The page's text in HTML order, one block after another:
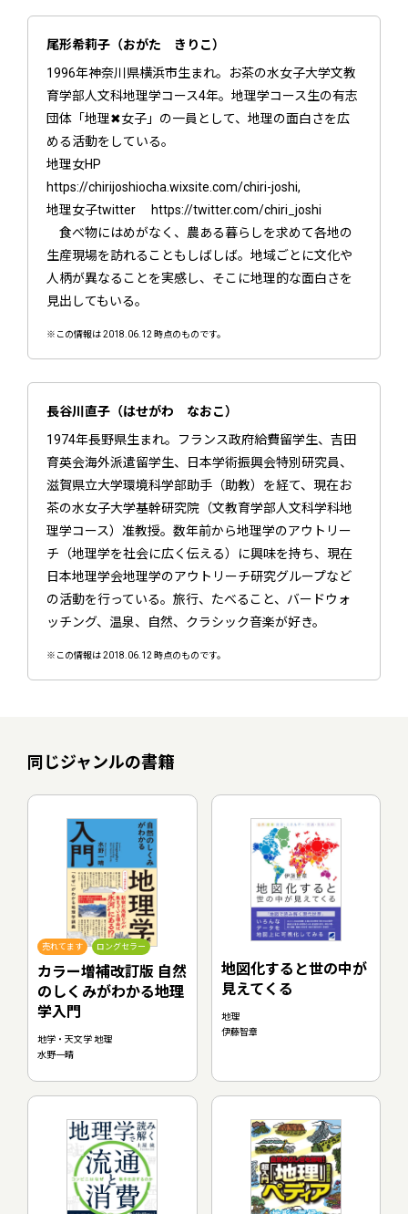
尾形希莉子（おがた きりこ）
1996年神奈川県横浜市生まれ。お茶の水女子大学文教
育学部人文科地理学コース4年。地理学コース生の有志
団体「地理✖女子」の一員として、地理の面白さを広
める活動をしている。
地理女HP
https://chirijoshiocha.wixsite.com/chiri-joshi,
地理女子twitter https://twitter.com/chiri_joshi
食べ物にはめがなく、農ある暮らしを求めて各地の
生産現場を訪れることもしばしば。地域ごとに文化や
人柄が異なることを実感し、そこに地理的な面白さを
見出してもいる。
※この情報は 2018.06.12 時点のものです。
長谷川直子（はせがわ なおこ）
1974年長野県生まれ。フランス政府給費留学生、吉田
育英会海外派遣留学生、日本学術振興会特別研究員、
滋賀県立大学環境科学部助手（助教）を経て、現在お
茶の水女子大学基幹研究院（文教育学部人文科学科地
理学コース）准教授。数年前から地理学のアウトリー
チ（地理学を社会に広く伝える）に興味を持ち、現在
日本地理学会地理学のアウトリーチ研究グループなど
の活動を行っている。旅行、たべること、バードウォ
ッチング、温泉、自然、クラシック音楽が好き。
※この情報は 2018.06.12 時点のものです。
同じジャンルの書籍
売れてます ロングセラー
カラー増補改訂版 自然
のしくみがわかる地理
学入門
地学・天文学 地理
水野一晴
地図化すると世の中が
見えてくる
地理
伊藤智章